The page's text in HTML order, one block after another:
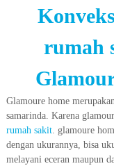
rumah
Glamoure home
samarinda. Karena
rumah sakit. glamoure
dengan ukurannya, bisa
melayani eceran maupun